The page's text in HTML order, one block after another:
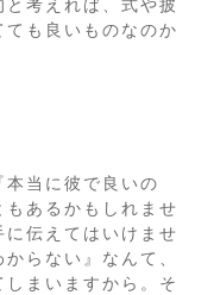
考えれば、式や披
も良いものなのか
本当に彼で良いの
あるかもしれませ
伝えてはいけませ
らない』なんて、
まいますから。そ